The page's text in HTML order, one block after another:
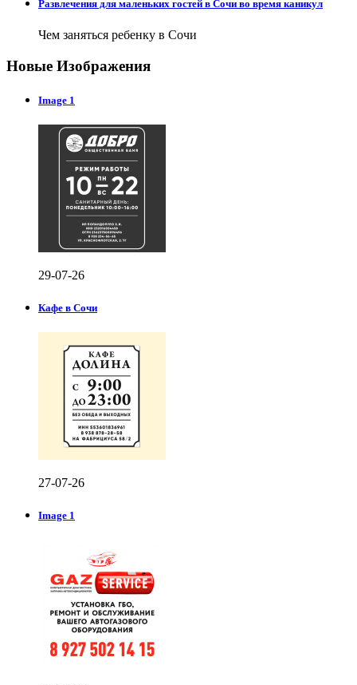
Развлечения для маленьких гостей в Сочи во время каникул
Чем заняться ребенку в Сочи
Новые Изображения
Image 1
29-07-26
Кафе в Сочи
27-07-26
Image 1